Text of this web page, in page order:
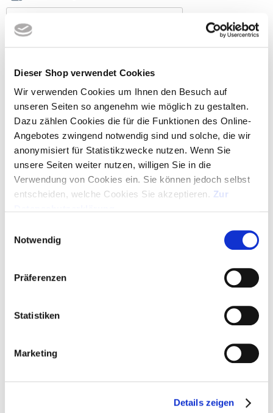
Dieser Shop verwendet Cookies
Wir verwenden Cookies um Ihnen den Besuch auf
unseren Seiten so angenehm wie möglich zu gestalten.
Dazu zählen Cookies die für die Funktionen des Online-
Angebotes zwingend notwendig sind und solche, die wir
anonymisiert für Statistikzwecke nutzen. Wenn Sie
unsere Seiten weiter nutzen, willigen Sie in die
Verwendung von Cookies ein. Sie können jedoch selbst
entscheiden, welche Cookies Sie akzeptieren. Zur
Notwendig
Präferenzen
Statistiken
Marketing
Details zeigen
ANGEBOT ALS PDF
GRATIS-LAYOUT
ARTIKEL IN WARENKORB - LOGO HOCHLADEN
+49 (0)89 329 88 95 00
Freitag 09:00 Uhr – 15:00 Uhr